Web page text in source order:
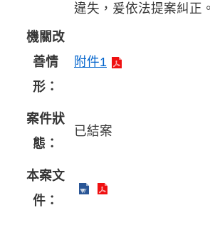
違失，爰依法提案糾正。
機關改
善情
形：
附件1
案件狀
態：
已結案
本案文
件：